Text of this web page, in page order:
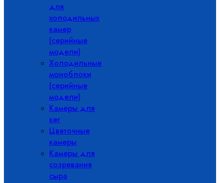
для
холодильных
камер
(серийные
модели)
Холодильные
моноблоки
(серийные
модели)
Камеры для
кег
Цветочные
камеры
Камеры для
созревания
сыра